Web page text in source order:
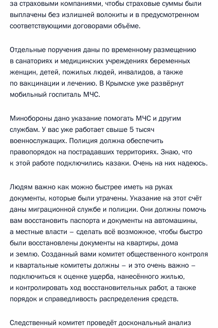
за страховыми компаниями, чтобы страховые суммы были
выплачены без излишней волокиты и в предусмотренном
соответствующими договорами объёме.
Отдельные поручения даны по временному размещению
в санаториях и медицинских учреждениях беременных
женщин, детей, пожилых людей, инвалидов, а также
по вакцинации и лечению. В Крымске уже развёрнут
мобильный госпиталь МЧС.
Минобороны дано указание помогать МЧС и другим
службам. У вас уже работает свыше 5 тысяч
военнослужащих. Полиция должна обеспечить
правопорядок на пострадавших территориях. Знаю, что
к этой работе подключились казаки. Очень на них надеюсь.
Людям важно как можно быстрее иметь на руках
документы, которые были утрачены. Указание на этот счёт
даны миграционной службе и полиции. Они должны помочь
вам восстановить паспорта и документы на автомашины,
а местные власти – сделать всё возможное, чтобы быстро
были восстановлены документы на квартиры, дома
и землю. Созданный вами комитет общественного контроля
и квартальные комитеты должны – и это очень важно –
подключиться к оценке ущерба, нанесённого жилью,
и контролировать ход восстановительных работ, а также
порядок и справедливость распределения средств.
Следственный комитет проведёт доскональный анализ